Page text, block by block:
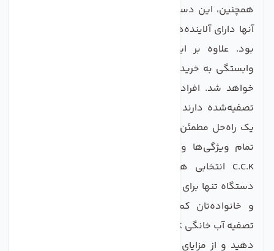
همچنین، این دستگاه به‌ویژه برای مناطقی که آب شرب
آنها دارای آلاینده‌های فراوان است، بسیار کاربردی خواهد
بود. علاوه بر این، خرید این دستگاه باعث کاهش
وابستگی به خرید آب معدنی و صرفه‌جویی در هزینه‌ها
خواهد شد. افرادی که در محیط‌های شغلی نیاز به آب
تصفیه‌شده دارند نیز می‌توانند از این محصول به‌عنوان
یک راه‌حل مطمئن و اقتصادی استفاده کنند. با توجه به
تمام ویژگی‌ها و مزایای ذکرشده، دستگاه تصفیه آب
C.C.K انتخابی هوشمندانه برای هر خانه است. این
دستگاه تنها برای تصفیه آب نیست، بلکه به سلامتی شما
و خانواده‌تان کمک شایانی می‌کند. با خرید دستگاه
دهید و از مزایای آن بهره‌مند شوید. به سلامتی خود و